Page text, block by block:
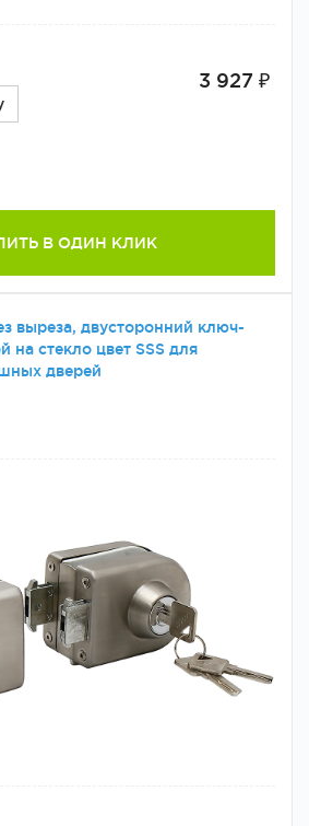
3 927 ₽
В ОДИН КЛИК
выреза, двусторонний ключ-
на стекло цвет SSS для
дверей